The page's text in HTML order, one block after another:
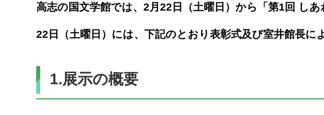
高志の国文学館では、2月22日（土曜日）から「第1回 し
22日（土曜日）には、下記のとおり表彰式及び室井館長に
1.展示の概要